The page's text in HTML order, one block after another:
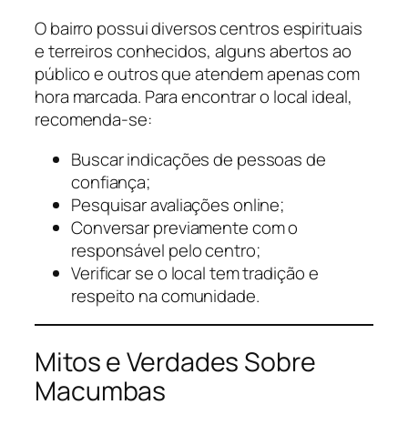
O bairro possui diversos centros espirituais
e terreiros conhecidos, alguns abertos ao
público e outros que atendem apenas com
hora marcada. Para encontrar o local ideal,
recomenda-se:
Buscar indicações de pessoas de
confiança;
Pesquisar avaliações online;
Conversar previamente com o
responsável pelo centro;
Verificar se o local tem tradição e
respeito na comunidade.
Mitos e Verdades Sobre
Macumbas